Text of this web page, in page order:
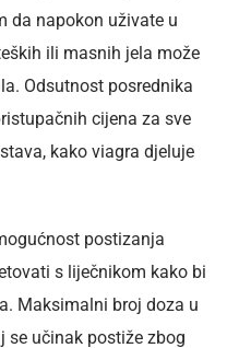
da napokon uživate u
ili masnih jela može
Odsutnost posrednika
cijena za sve
kako viagra djeluje
postizanja
s liječnikom kako bi
Maksimalni broj doza u
se učinak postiže zbog